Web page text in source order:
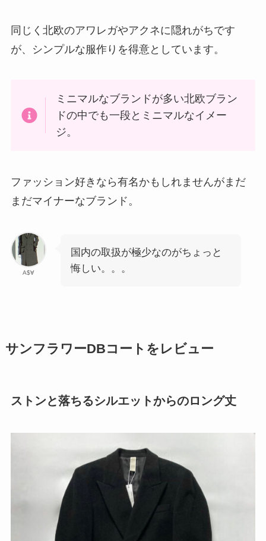
同じく北欧のアワレガやアクネに隠れがちです
が、シンプルな服作りを得意としています。
ミニマルなブランドが多い北欧ブラン
ドの中でも一段とミニマルなイメー
ジ。
ファッション好きなら有名かもしれませんがまだ
まだマイナーなブランド。
A$∀
国内の取扱が極少なのがちょっと
悔しい。。。
サンフラワーDBコートをレビュー
ストンと落ちるシルエットからのロング丈